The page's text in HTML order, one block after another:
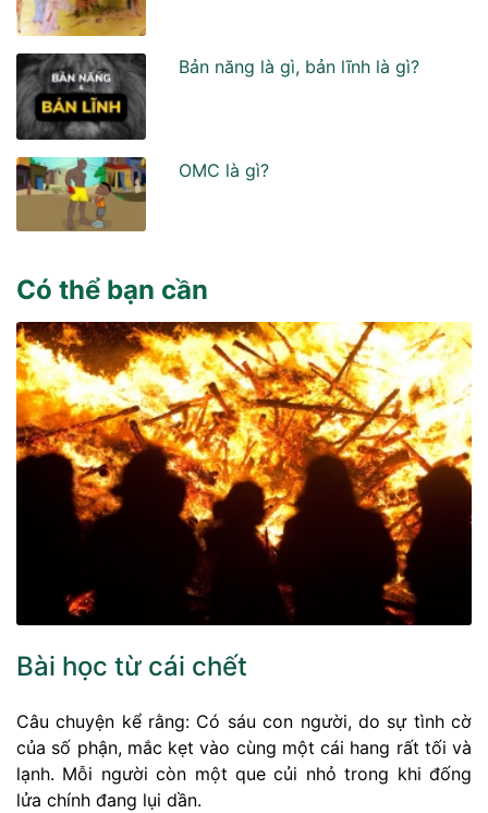
Bản năng là gì, bản lĩnh là gì?
OMC là gì?
Có thể bạn cần
Bài học từ cái chết
Câu chuyện kể rằng: Có sáu con người, do sự tình cờ
của số phận, mắc kẹt vào cùng một cái hang rất tối và
lạnh. Mỗi người còn một que củi nhỏ trong khi đống
lửa chính đang lụi dần.